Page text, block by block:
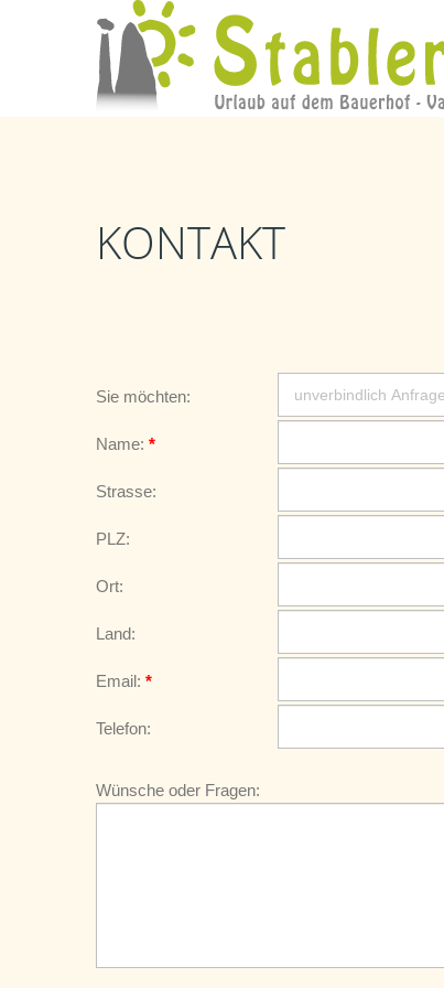
KONTAKT
Sie möchten:
Name: *
Strasse:
PLZ:
Ort:
Land:
Email: *
Telefon:
Wünsche oder Fragen: